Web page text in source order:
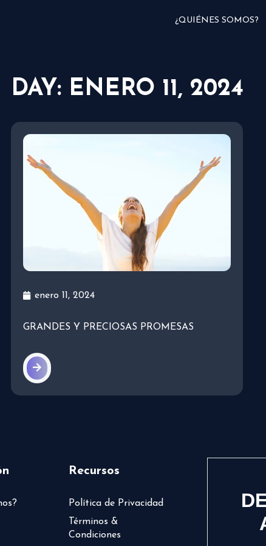
¿QUIÉNES SOMOS?
DAY: ENERO 11, 2024
enero 11, 2024
GRANDES Y PRECIOSAS PROMESAS
Recursos
Política de Privacidad
Términos &
Condiciones